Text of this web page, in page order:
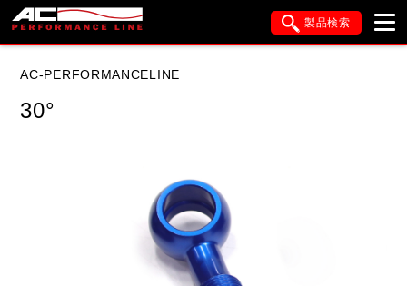
製品検索
閉じる
AC-PERFORMANCELINE
30°